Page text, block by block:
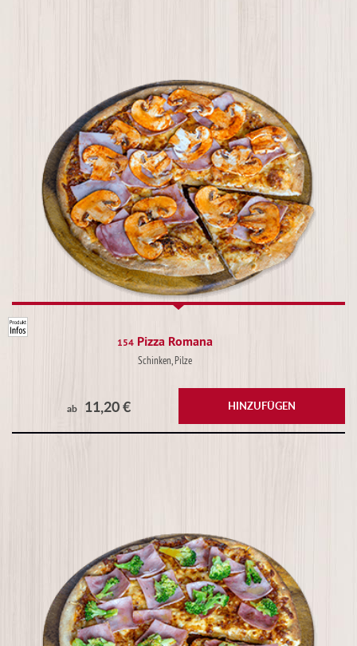
154Pizza Romana
Schinken, Pilze
ab 11,20 € HINZUFÜGEN